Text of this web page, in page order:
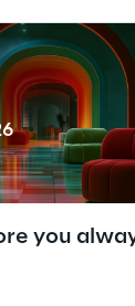
sowie
den globalen
you